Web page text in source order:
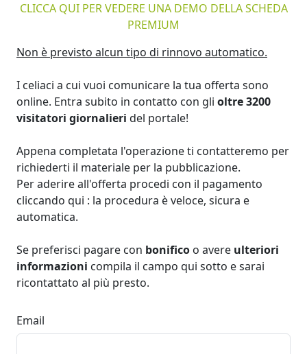
CLICCA QUI PER VEDERE UNA DEMO DELLA SCHEDA
PREMIUM
Non è previsto alcun tipo di rinnovo automatico.
I celiaci a cui vuoi comunicare la tua offerta sono
online. Entra subito in contatto con gli oltre 3200
visitatori giornalieri del portale!
Appena completata l'operazione ti contatteremo per
richiederti il materiale per la pubblicazione.
Per aderire all'offerta procedi con il pagamento
cliccando qui : la procedura è veloce, sicura e
automatica.
Se preferisci pagare con bonifico o avere ulteriori
informazioni compila il campo qui sotto e sarai
ricontattato al più presto.
Email